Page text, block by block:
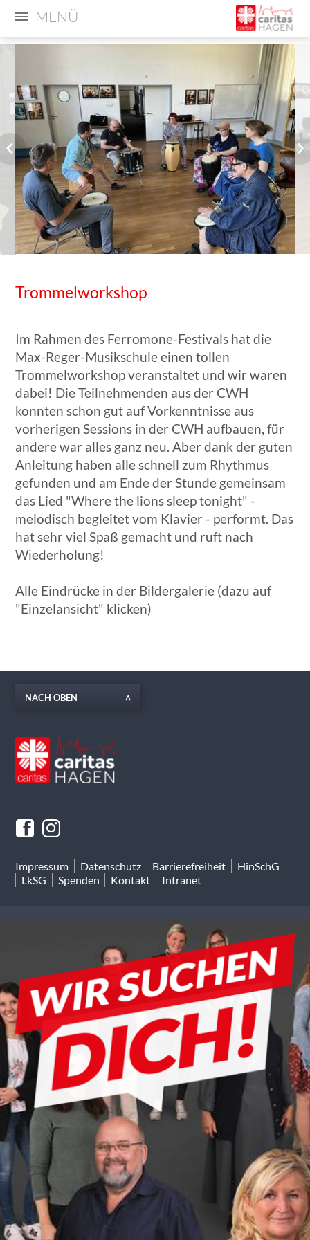
MENÜ
Trommelworkshop
Im Rahmen des Ferromone-Festivals hat die
Max-Reger-Musikschule einen tollen
Trommelworkshop veranstaltet und wir waren
dabei! Die Teilnehmenden aus der CWH
konnten schon gut auf Vorkenntnisse aus
vorherigen Sessions in der CWH aufbauen, für
andere war alles ganz neu. Aber dank der guten
Anleitung haben alle schnell zum Rhythmus
gefunden und am Ende der Stunde gemeinsam
das Lied "Where the lions sleep tonight" -
melodisch begleitet vom Klavier - performt. Das
hat sehr viel Spaß gemacht und ruft nach
Wiederholung!
Alle Eindrücke in der Bildergalerie (dazu auf
"Einzelansicht" klicken)
NACH OBEN
Impressum Datenschutz Barrierefreiheit
HinSchG
LkSG
Spenden Kontakt Intranet